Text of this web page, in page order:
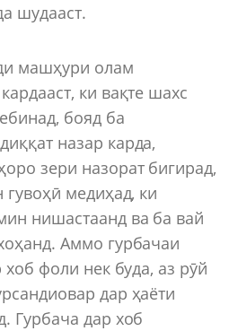
шудааст.
машҳури олам
ки вақте шахс
бояд ба
назар карда,
зери назорат бигирад,
медиҳад, ки
нишастаанд ва ба вай
Аммо гурбачаи
хоб фоли нек буда, аз рӯй
дар ҳаёти
Гурбача дар хоб